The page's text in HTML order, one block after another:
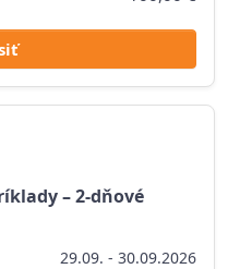
– 2-dňové
29.09. - 30.09.2026